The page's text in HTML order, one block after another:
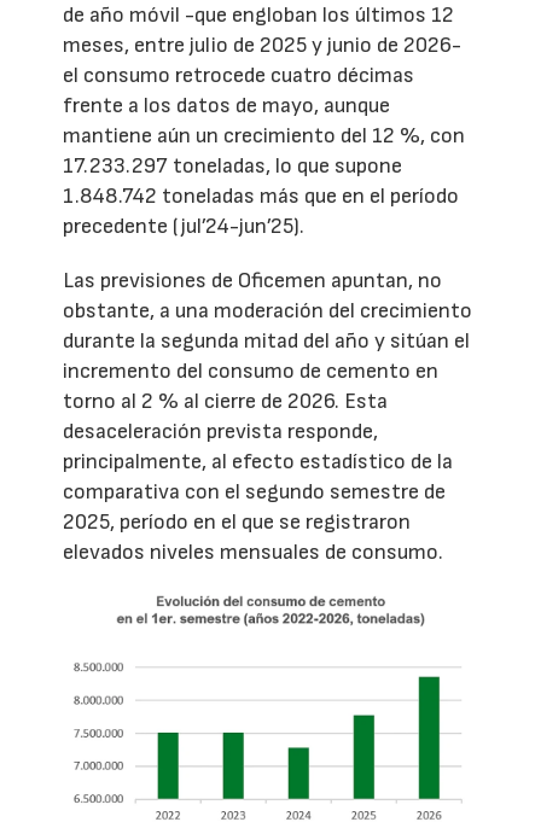
de año móvil -que engloban los últimos 12
meses, entre julio de 2025 y junio de 2026-
el consumo retrocede cuatro décimas
frente a los datos de mayo, aunque
mantiene aún un crecimiento del 12 %, con
17.233.297 toneladas, lo que supone
1.848.742 toneladas más que en el período
precedente (jul’24-jun’25).
Las previsiones de Oficemen apuntan, no
obstante, a una moderación del crecimiento
durante la segunda mitad del año y sitúan el
incremento del consumo de cemento en
torno al 2 % al cierre de 2026. Esta
desaceleración prevista responde,
principalmente, al efecto estadístico de la
comparativa con el segundo semestre de
2025, período en el que se registraron
elevados niveles mensuales de consumo.